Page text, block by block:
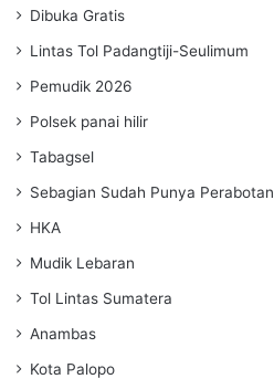
Dibuka Gratis
Lintas Tol Padangtiji-Seulimum
Pemudik 2026
Polsek panai hilir
Tabagsel
Sebagian Sudah Punya Perabotan
HKA
Mudik Lebaran
Tol Lintas Sumatera
Anambas
Kota Palopo